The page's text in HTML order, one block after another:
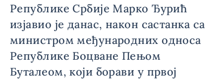
Републике Србије Марко Ђурић
изјавио је данас, након састанка са
министром међународних односа
Републике Боцване Пењом
Буталеом, који борави у првој